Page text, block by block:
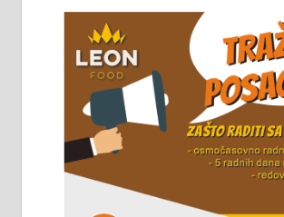
информација доћи
стовариште у улици
Горког 26 сваког радног
8 до 15 часова. 063/465-045
Чистим све врсте
061/32-13-445